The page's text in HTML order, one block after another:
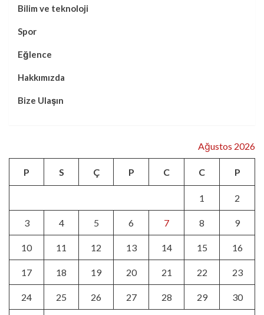
Bilim ve teknoloji
Spor
Eğlence
Hakkımızda
Bize Ulaşın
Ağustos 2026
P S Ç P C C P
1 2
3 4 5 6 7 8 9
10 11 12 13 14 15 16
17 18 19 20 21 22 23
24 25 26 27 28 29 30